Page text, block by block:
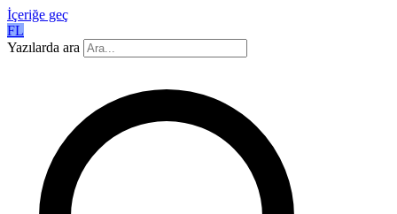
İçeriğe geç
FL
Yazılarda ara